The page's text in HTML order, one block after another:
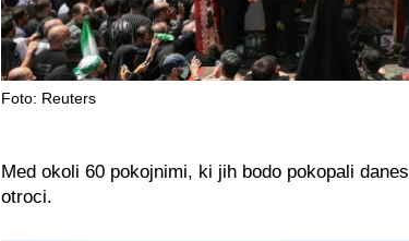
Foto: Reuters
Med okoli 60 pokojnimi, ki jih bodo pokopali
otroci.